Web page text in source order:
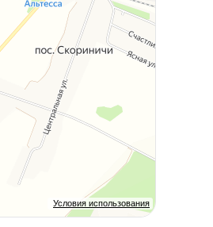
Условия использования